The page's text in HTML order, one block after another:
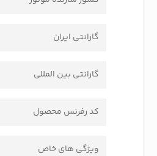
گارانتی ایران
گارانتی بین المللی
کد رفرنس محصول
ویژگی های خاص